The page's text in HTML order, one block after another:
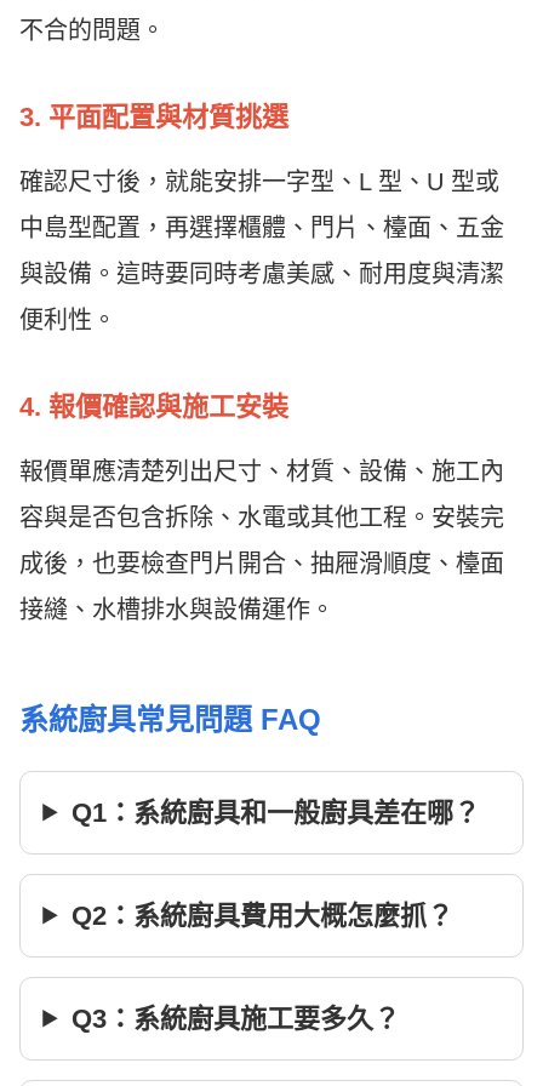
不合的問題。
3. 平面配置與材質挑選
確認尺寸後，就能安排一字型、L 型、U 型或
中島型配置，再選擇櫃體、門片、檯面、五金
與設備。這時要同時考慮美感、耐用度與清潔
便利性。
4. 報價確認與施工安裝
報價單應清楚列出尺寸、材質、設備、施工內
容與是否包含拆除、水電或其他工程。安裝完
成後，也要檢查門片開合、抽屜滑順度、檯面
接縫、水槽排水與設備運作。
系統廚具常見問題 FAQ
Q1：系統廚具和一般廚具差在哪？
Q2：系統廚具費用大概怎麼抓？
Q3：系統廚具施工要多久？